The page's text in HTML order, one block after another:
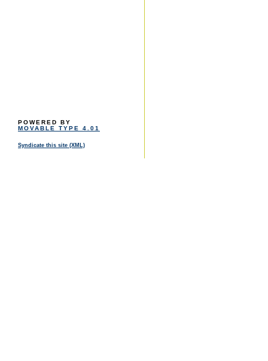
POWERED BY
MOVABLE TYPE 4.01
Syndicate this site (XML)